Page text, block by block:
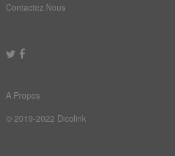
Contactez Nous
A Propos
© 2019-2022 Dicolink